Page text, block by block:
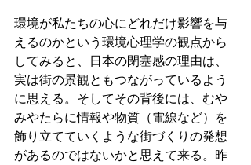
環境が私たちの心にどれだけ影響を与
えるのかという環境心理学の観点から
してみると、日本の閉塞感の理由は、
実は街の景観ともつながっているよう
に思える。そしてその背後には、むや
みやたらに情報や物質（電線など）を
飾り立てていくような街づくりの発想
があるのではないかと思えて来る。昨